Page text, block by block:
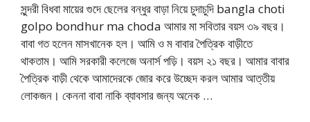
সুন্দরী বিধবা মায়ের গুদে ছেলের বন্ধুর বাড়া নিয়ে চুদাচুদি bangla choti
golpo bondhur ma choda আমার মা সবিতার বয়স ৩৯ বছর।
বাবা গত হলেন মাসখানেক হল। আমি ও ম বাবার পৈত্রিক বাড়ীতে
থাকতাম। আমি সরকারী কলেজে অনার্স পড়ি। বয়স ২১ বছর। আমার বাবার
পৈত্রিক বাড়ী থেকে আমাদেরকে জোর করে উচ্ছেদ করল আমার আত্তীয়
লোকজন। কেননা বাবা নাকি ব্যাবসার জন্য অনেক …